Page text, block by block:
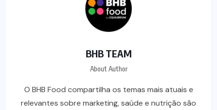
BHB TEAM
About Author
O BHB Food compartilha os temas mais atuais e
relevantes sobre marketing, saúde e nutrição são